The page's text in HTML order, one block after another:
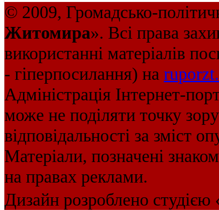
© 2009, Громадсько-
Житомира». Всі права
використанні матеріалів
- гіперпосилання) на
Адміністрація Інтернет-
може не поділяти точку
відповідальності за зміст
Матеріали, позначені
на правах реклами.
Дизайн розроблено студією